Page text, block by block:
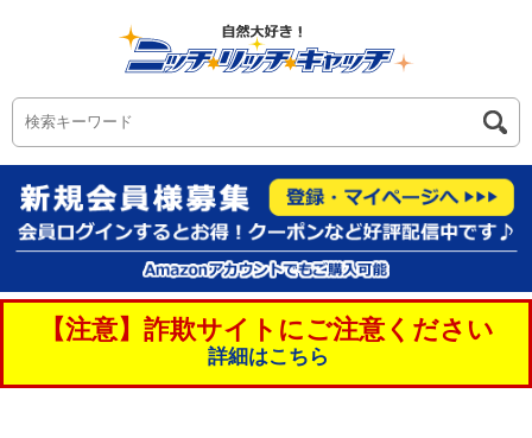
【注意】詐欺サイトにご注意ください
詳細はこちら